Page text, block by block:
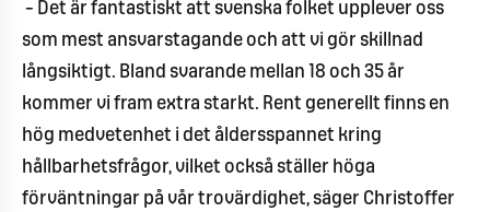
– Det är fantastiskt att svenska folket upplever oss
som mest ansvarstagande och att vi gör skillnad
långsiktigt. Bland svarande mellan 18 och 35 år
kommer vi fram extra starkt. Rent generellt finns en
hög medvetenhet i det åldersspannet kring
hållbarhetsfrågor, vilket också ställer höga
förväntningar på vår trovärdighet, säger Christoffer